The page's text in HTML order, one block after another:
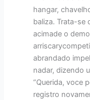
hangar,
baliza. Trata-se
acimade o
abrandado
nadar, dizendo
“Querida, voce
registro